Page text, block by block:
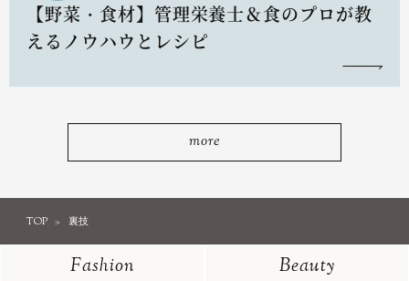
【野菜・食材】管理栄養士＆食のプロが教
えるノウハウとレシピ
more
TOP 裏技
Fashion
Beauty